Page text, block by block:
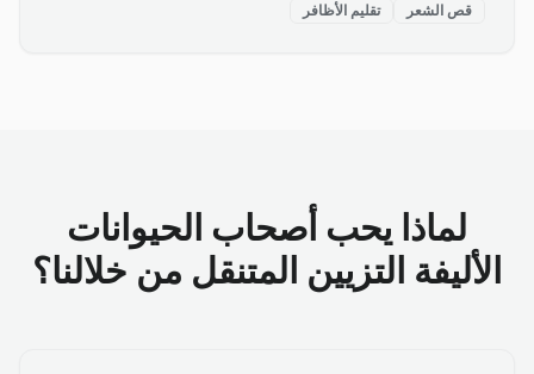
قص الشعر تقليم الأظافر
لماذا يحب أصحاب الحيوانات
الأليفة التزيين المتنقل من خلالنا؟